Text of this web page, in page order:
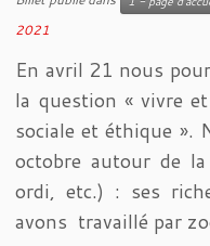
2021
En avril 21 nous
la question « vivre
sociale et éthique ».
octobre autour de
ordi, etc.) : ses
avons travaillé par